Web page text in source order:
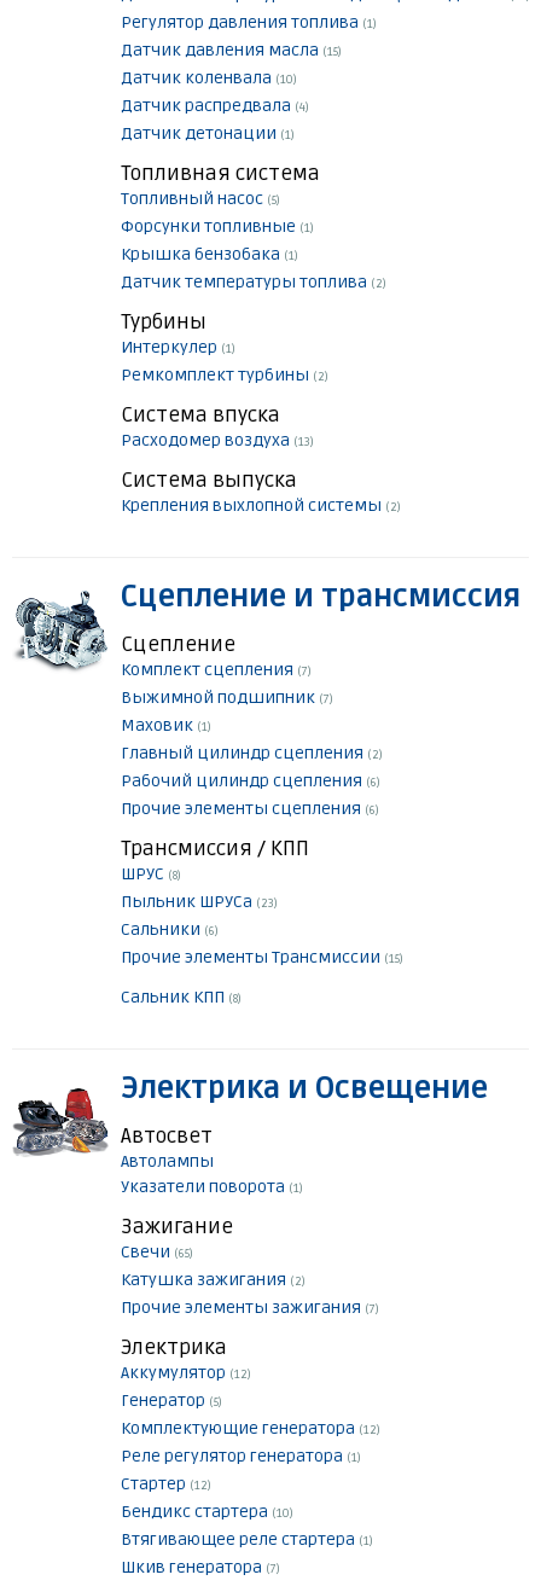
Регулятор давления топлива (1)
Датчик давления масла (15)
Датчик коленвала (10)
Датчик распредвала (4)
Датчик детонации (1)
Топливная система
Топливный насос (5)
Форсунки топливные (1)
Крышка бензобака (1)
Датчик температуры топлива (2)
Турбины
Интеркулер (1)
Ремкомплект турбины (2)
Система впуска
Расходомер воздуха (13)
Система выпуска
Крепления выхлопной системы (2)
Сцепление и трансмиссия
Сцепление
Комплект сцепления (7)
Выжимной подшипник (7)
Маховик (1)
Главный цилиндр сцепления (2)
Рабочий цилиндр сцепления (6)
Прочие элементы сцепления (6)
Трансмиссия / КПП
ШРУС (8)
Пыльник ШРУСа (23)
Сальники (6)
Прочие элементы Трансмиссии (15)
Сальник КПП (8)
Электрика и Освещение
Автосвет
Автолампы
Указатели поворота (1)
Зажигание
Свечи (65)
Катушка зажигания (2)
Прочие элементы зажигания (7)
Электрика
Аккумулятор (12)
Генератор (5)
Комплектующие генератора (12)
Реле регулятор генератора (1)
Стартер (12)
Бендикс стартера (10)
Втягивающее реле стартера (1)
Шкив генератора (7)